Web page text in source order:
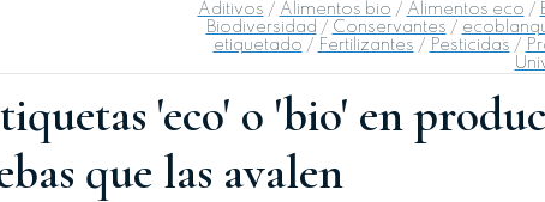
Aditivos / Alimentos bio / Alimentos eco /
Biodiversidad / Conservantes /
etiquetado / Fertilizantes / Pesticidas /
'eco' o 'bio' en
que las avalen